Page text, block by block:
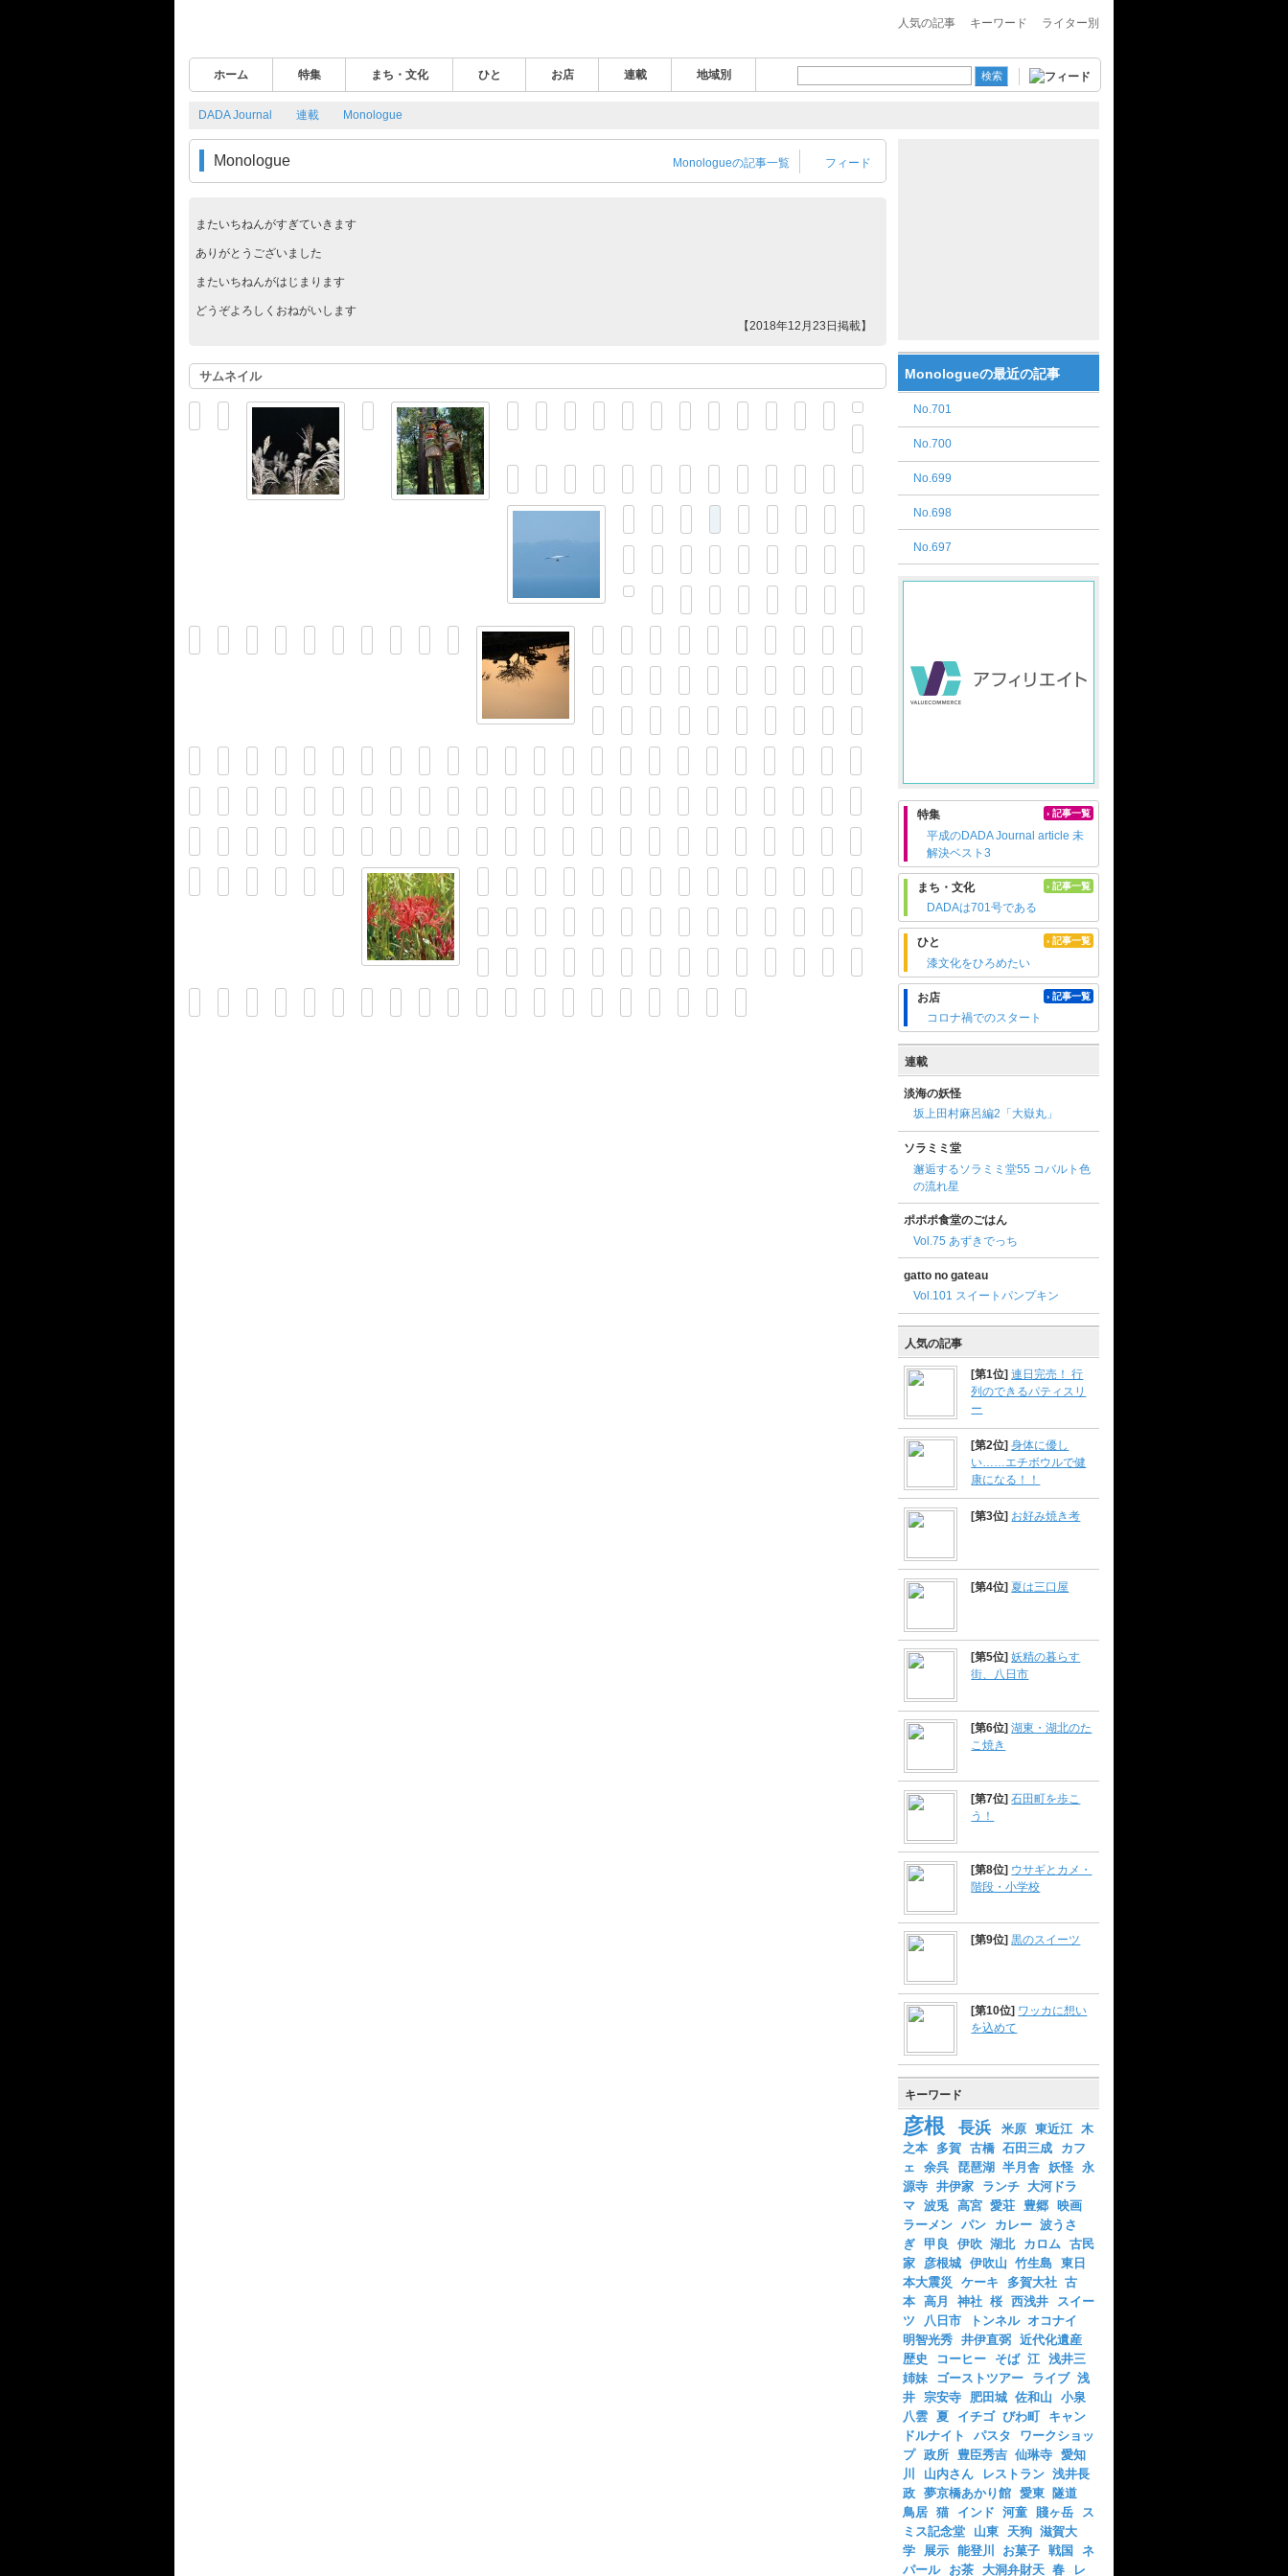
DADA Journal - 滋賀県彦根市発の地域情報誌 [ダダ・ジャーナル]
人気の記事 キーワード ライター別
ホーム 特集 まち・文化 ひと お店 連載 地域別
DADA Journal 連載 Monologue
Monologue フィード
Monologueの記事一覧
またいちねんがすぎていきます
ありがとうございました
またいちねんがはじまります
どうぞよろしくおねがいします
【2018年12月23日掲載】
サムネイル Monologueの最近の記事
No.701
No.700
No.699
No.698
No.697
› 記事一覧
特集
平成のDADA Journal article 未
解決ベスト3
› 記事一覧
まち・文化
DADAは701号である
› 記事一覧
ひと
漆文化をひろめたい
› 記事一覧
お店
コロナ禍でのスタート
連載
淡海の妖怪
坂上田村麻呂編2「大嶽丸」
ソラミミ堂
邂逅するソラミミ堂55 コバルト色
の流れ星
ポポポ食堂のごはん
Vol.75 あずきでっち
gatto no gateau
Vol.101 スイートパンプキン
人気の記事
[第1位] 連日完売！ 行
列のできるパティスリ
ー
[第2位] 身体に優し
い……エチボウルで健
康になる！！
[第3位] お好み焼き考
[第4位] 夏は三口屋
[第5位] 妖精の暮らす
街、八日市
[第6位] 湖東・湖北のた
こ焼き
[第7位] 石田町を歩こ
う！
[第8位] ウサギとカメ・
階段・小学校
[第9位] 黒のスイーツ
[第10位] ワッカに想い
を込めて
キーワード
彦根 長浜 米原 東近江 木
之本
多賀 古橋 石田三成
カフ
ェ
余呉 琵琶湖 半月舎 妖怪 永
源寺 井伊家 ランチ
大河ドラ
マ 波兎 高宮 愛荘 豊郷 映画
ラーメン パン カレー 波うさ
ぎ 甲良 伊吹 湖北 カロム
古民
家
彦根城 伊吹山 竹生島
東日
本大震災
ケーキ 多賀大社 古
本 高月 神社 桜 西浅井
スイー
ツ
八日市 トンネル オコナイ
明智光秀 井伊直弼
近代化遺産
歴史
コーヒー そば 江
浅井三
姉妹
ゴーストツアー ライブ 浅
井
宗安寺 肥田城 佐和山
小泉
八雲 夏 イチゴ びわ町
キャン
ドルナイト
パスタ
ワークショッ
プ 政所 豊臣秀吉 仙琳寺
愛知
川
山内さん レストラン 浅井長
政 夢京橋あかり館 愛東 隧道
鳥居 猫 インド 河童 賤ヶ岳
ス
ミス記念堂
山東 天狗 滋賀大
学
展示 能登川 お菓子 戦国
ネ
パール
お茶 大洞弁財天 春 レ